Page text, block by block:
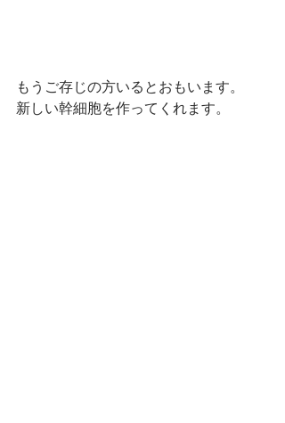
もうご存じの方いるとおもいます。
新しい幹細胞を作ってくれます。